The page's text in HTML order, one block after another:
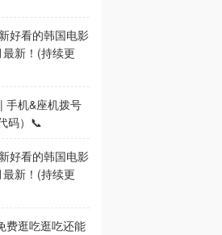
好看的韩国电影
新！(持续更
手机&座机拨号
码）📞
好看的韩国电影
新！(持续更
费逛吃逛吃还能